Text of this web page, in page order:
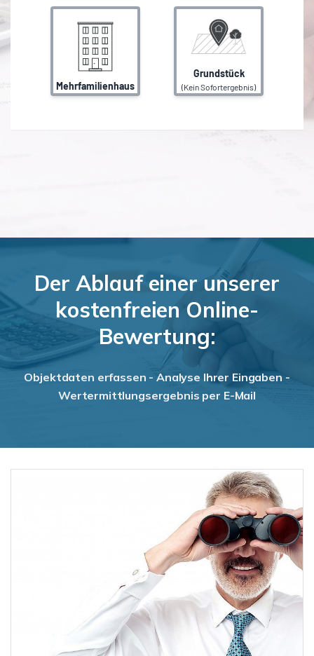
Der Ablauf einer unserer
kostenfreien Online-
Bewertung:
Objektdaten erfassen - Analyse Ihrer Eingaben -
Wertermittlungsergebnis per E-Mail